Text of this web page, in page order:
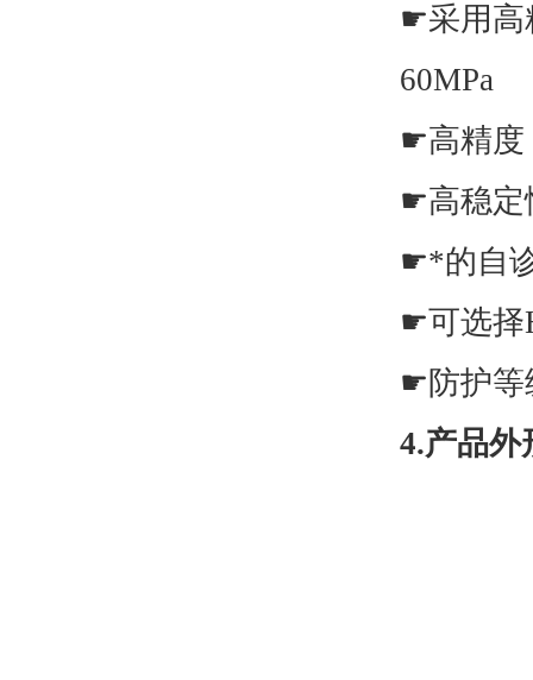
☛采用
60MPa
☛高精
☛高稳
☛*的自
☛可选择
☛防护
4.产品外